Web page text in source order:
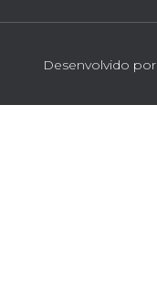
Desenvolvido por